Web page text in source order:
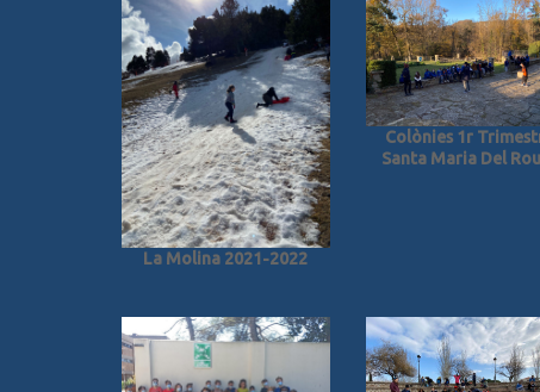
La Molina 2021-2022
Colònies 1r
Santa Maria Del